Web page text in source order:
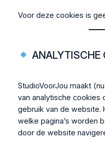
Voor deze cookies is
ANALYTISCHE
StudioVoorJou maakt
van analytische cookies
gebruik van de website.
welke pagina’s worden
door de website